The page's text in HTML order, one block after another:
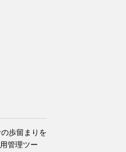
歩留まりを
管理ツー